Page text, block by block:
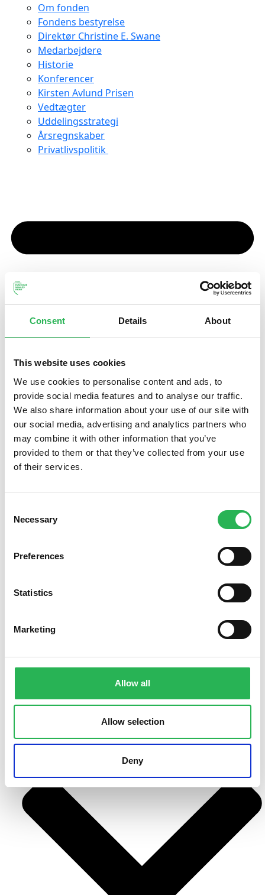
Consent Details About
This website uses cookies
We use cookies to personalise content and ads, to
provide social media features and to analyse our traffic.
We also share information about your use of our site with
our social media, advertising and analytics partners who
may combine it with other information that you’ve
provided to them or that they’ve collected from your use
of their services.
Selection
Necessary
Preferences
Statistics
Marketing
Allow all
Allow selection
Deny
Om fonden
Fondens bestyrelse
Direktør Christine E. Swane
Medarbejdere
Historie
Konferencer
Kirsten Avlund Prisen
Vedtægter
Uddelingsstrategi
Årsregnskaber
Privatlivspolitik
Søg støtte